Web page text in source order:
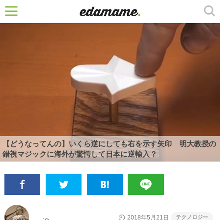
【どうなってんの】いくら逆にしても右を示す矢印 明大教授の
錯視マジックに海外が驚愕して日本に逆輸入？
2018年5月21日 テクノロジー